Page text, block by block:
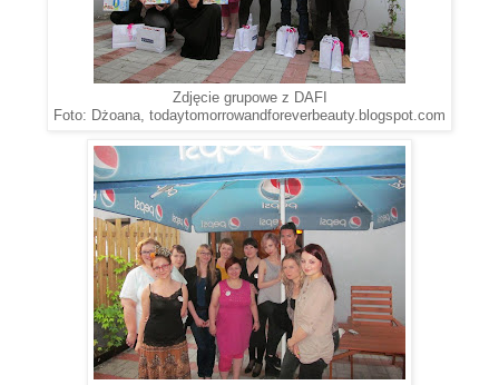
Zdjęcie grupowe z DAFI
Foto: Dżoana, todaytomorrowandforeverbeauty.blogspot.com